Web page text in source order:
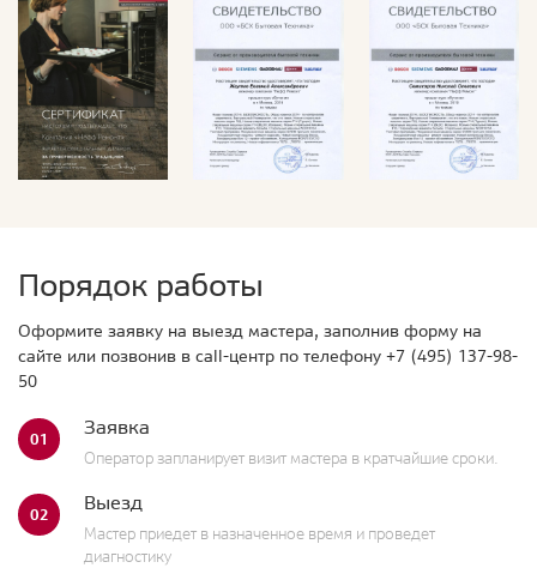
Порядок работы
Оформите заявку на выезд мастера, заполнив форму на
сайте или позвонив в call-центр по телефону +7 (495) 137-98-
50
01 Заявка
Оператор запланирует визит мастера в кратчайшие сроки.
02 Выезд
Мастер приедет в назначенное время и проведет
диагностику